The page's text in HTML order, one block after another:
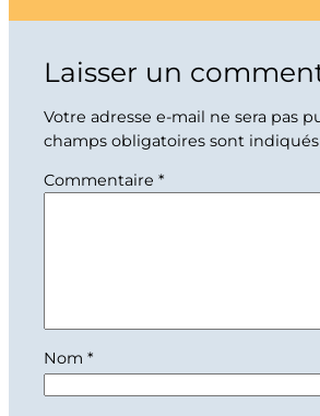
Laisser un
Votre adresse e-mail ne sera pas
champs obligatoires sont
Commentaire *
Nom *